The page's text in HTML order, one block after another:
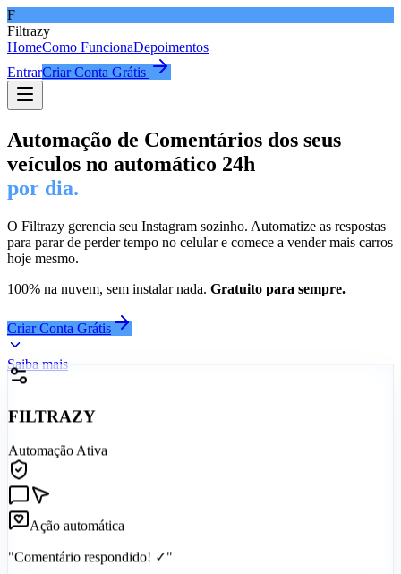
F
Filtrazy
HomeComo FuncionaDepoimentos
EntrarCriar Conta Grátis
Automação de Comentários dos seus
veículos no automático 24h
por dia.
O Filtrazy gerencia seu Instagram sozinho. Automatize as respostas
para parar de perder tempo no celular e comece a vender mais carros
hoje mesmo.
100% na nuvem, sem instalar nada. Gratuito para sempre.
Criar Conta Grátis
Saiba mais
FILTRAZY
Automação Ativa
Ação automática
"Comentário respondido! ✓"